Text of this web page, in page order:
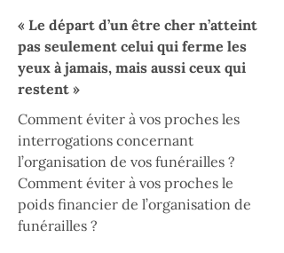
« Le départ d’un être cher n’atteint
pas seulement celui qui ferme les
yeux à jamais, mais aussi ceux qui
restent »
Comment éviter à vos proches les
interrogations concernant
l’organisation de vos funérailles ?
Comment éviter à vos proches le
poids financier de l’organisation de
funérailles ?